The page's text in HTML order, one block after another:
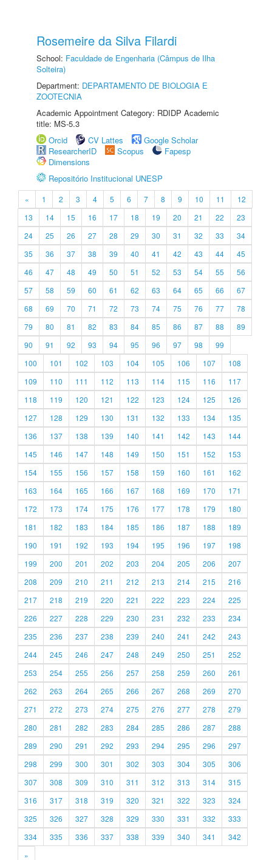
Rosemeire da Silva Filardi
School: Faculdade de Engenharia (Câmpus de Ilha
Solteira)
Department: DEPARTAMENTO DE BIOLOGIA E
ZOOTECNIA
Academic Appointment Category: RDIDP Academic
title: MS-5.3
Orcid
CV Lattes
Google Scholar
ResearcherID
Scopus
Fapesp
Dimensions
Repositório Institucional UNESP
« 1 2 3 4 5 6 7 8 9 10 11
12
13
14 15 16 17 18 19 20 21 22
23
24
25 26 27 28 29 30 31 32 33
34
35
36 37 38 39 40 41 42 43 44
45
46
47 48 49 50 51 52 53 54 55
56
57
58 59 60 61 62 63 64 65 66
67
68
69 70 71 72 73 74 75 76 77
78
79
80 81 82 83 84 85 86 87 88
89
90
91 92 93 94 95 96 97 98
99
100
101 102 103 104 105 106 107
108
109
110 111 112 113 114 115 116
117
118
119 120 121 122 123 124 125
126
127
128 129 130 131 132 133 134
135
136
137 138 139 140 141 142 143
144
145
146 147 148 149 150 151 152
153
154
155 156 157 158 159 160 161
162
163
164 165 166 167 168 169 170
171
172
173 174 175 176 177 178 179
180
181
182 183 184 185 186 187 188
189
190
191 192 193 194 195 196 197
198
199
200 201 202 203 204 205 206
207
208
209 210 211 212 213 214 215
216
217
218 219 220 221 222 223 224
225
226
227 228 229 230 231 232 233
234
235
236 237 238 239 240 241 242
243
244
245 246 247 248 249 250 251
252
253
254 255 256 257 258 259 260
261
262
263 264 265 266 267 268 269
270
271
272 273 274 275 276 277 278
279
280
281 282 283 284 285 286 287
288
289
290 291 292 293 294 295 296
297
298
299 300 301 302 303 304 305
306
307
308 309 310 311 312 313 314
315
316
317 318 319 320 321 322 323
324
325
326 327 328 329 330 331 332
333
334
335 336 337 338 339 340 341
342
»